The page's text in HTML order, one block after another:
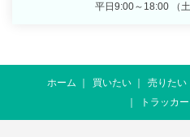
平日9:00～18:00 （
ホーム 買いたい 売りたい
トラッカ